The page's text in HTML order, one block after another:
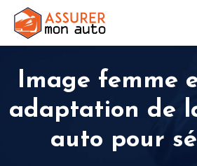
Image femme
adaptation de
auto pour